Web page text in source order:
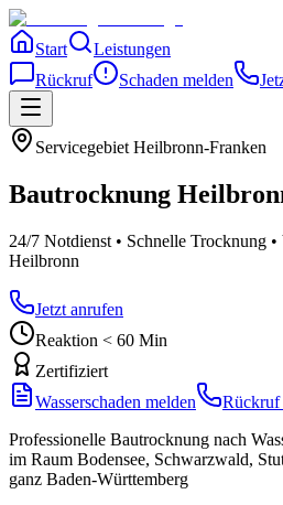
Start
Leistungen
Rückruf
Schaden melden
Servicegebiet Heilbronn-Franken
Bautrocknung
24/7 Notdienst • Schnelle Trocknung
Heilbronn
Jetzt anrufen
Reaktion < 60 Min
Zertifiziert
Wasserschaden melden
Rückruf
Professionelle Bautrocknung nach
im Raum Bodensee, Schwarzwald,
ganz Baden-Württemberg